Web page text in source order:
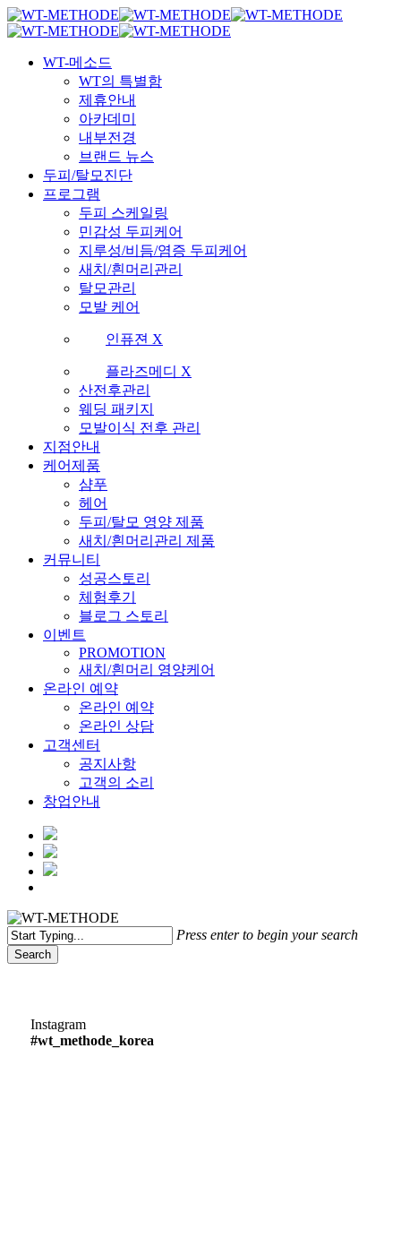
국내 최초 두피케어 브랜드
국내 최초 두피케어 브랜드
Skip
to
content
Menu
WT-메소드
WT의 특별함
제휴안내
아카데미
내부전경
브랜드 뉴스
두피/탈모진단
프로그램
두피 스케일링
민감성 두피케어
지루성/비듬/염증 두피케어
새치/흰머리관리
탈모관리
모발 케어
인퓨젼 X
플라즈메디 X
산전후관리
웨딩 패키지
모발이식 전후 관리
지점안내
케어제품
샴푸
헤어
두피/탈모 영양 제품
새치/흰머리관리 제품
커뮤니티
성공스토리
체험후기
블로그 스토리
이벤트
PROMOTION
새치/흰머리 영양케어
온라인 예약
온라인 예약
온라인 상담
고객센터
공지사항
고객의 소리
창업안내
Press enter to begin your search
Search
Instagram
#wt_methode_korea